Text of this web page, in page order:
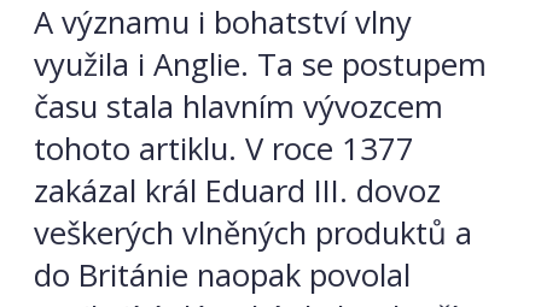
A významu i bohatství vlny
využila i Anglie. Ta se postupem
času stala hlavním vývozcem
tohoto artiklu. V roce 1377
zakázal král Eduard III. dovoz
veškerých vlněných produktů a
do Británie naopak povolal